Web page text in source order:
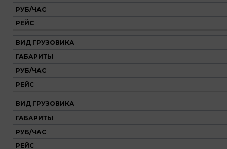
РУБ/ЧАС
РЕЙС
ВИД ГРУЗОВИКА
ГАБАРИТЫ
РУБ/ЧАС
РЕЙС
ВИД ГРУЗОВИКА
ГАБАРИТЫ
РУБ/ЧАС
РЕЙС